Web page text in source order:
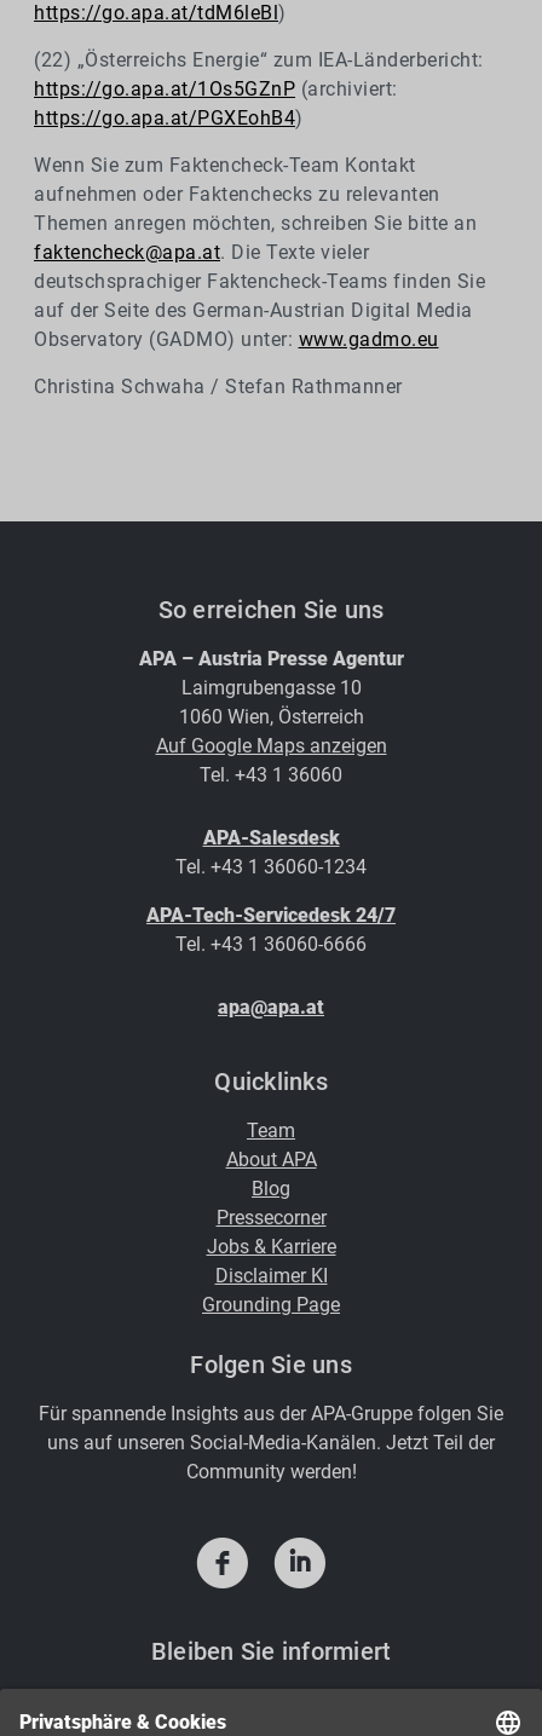
https://go.apa.at/tdM6leBl )
(22) „Österreichs Energie“ zum IEA-Länderbericht:
https://go.apa.at/1Os5GZnP (archiviert:
https://go.apa.at/PGXEohB4)
Wenn Sie zum Faktencheck-Team Kontakt
aufnehmen oder Faktenchecks zu relevanten
Themen anregen möchten, schreiben Sie bitte an
faktencheck@apa.at. Die Texte vieler
deutschsprachiger Faktencheck-Teams finden Sie
auf der Seite des German-Austrian Digital Media
Observatory (GADMO) unter: www.gadmo.eu
Christina Schwaha / Stefan Rathmanner
So erreichen Sie uns
APA – Austria Presse Agentur
Laimgrubengasse 10
1060 Wien, Österreich
Auf Google Maps anzeigen
Tel. +43 1 36060
APA-Salesdesk
Tel. +43 1 36060-1234
APA-Tech-Servicedesk 24/7
Tel. +43 1 36060-6666
apa@apa.at
Quicklinks
Team
About APA
Blog
Pressecorner
Jobs & Karriere
Disclaimer KI
Grounding Page
Folgen Sie uns
Für spannende Insights aus der APA-Gruppe folgen Sie
uns auf unseren Social-Media-Kanälen. Jetzt Teil der
Community werden!
f i
Bleiben Sie informiert
APA-Newslettern bekommen Sie regelmäßig aktuelle